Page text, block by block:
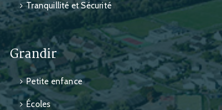
Tranquillité et Sécurité
Grandir
Petite enfance
Écoles